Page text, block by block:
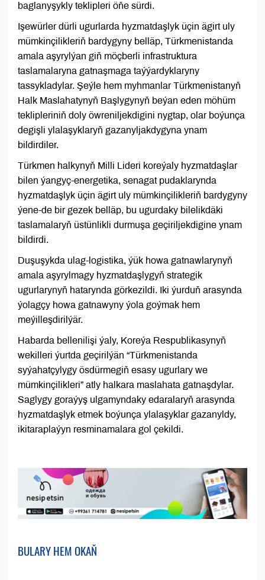
baglanyşykly teklipleri öňe sürdi.
Işewürler dürli ugurlarda hyzmatdaşlyk üçin ägirt uly
mümkinçilikleriň bardygyny belläp, Türkmenistanda
amala aşyrylýan giň möçberli infrastruktura
taslamalaryna gatnaşmaga taýýardyklaryny
tassykladylar. Şeýle hem myhmanlar Türkmenistanyň
Halk Maslahatynyň Başlygynyň beýan eden möhüm
teklipleriniň doly öwreniljekdigini nygtap, olar boýunça
degişli ylalaşyklaryň gazanyljakdygyna ynam
bildirdiler.
Türkmen halkynyň Milli Lideri koreýaly hyzmatdaşlar
bilen ýangyç-energetika, senagat pudaklarynda
hyzmatdaşlyk üçin ägirt uly mümkinçilikleriň bardygyny
ýene-de bir gezek belläp, bu ugurdaky bilelikdäki
taslamalaryň üstünlikli durmuşa geçiriljekdigine ynam
bildirdi.
Duşuşykda ulag-logistika, ýük howa gatnawlarynyň
amala aşyrylmagy hyzmatdaşlygyň strategik
ugurlarynyň hatarynda görkezildi. Iki ýurduň arasynda
ýolagçy howa gatnawyny ýola goýmak hem
meýilleşdirilýär.
Habarda bellenilişi ýaly, Koreýa Respublikasynyň
wekilleri ýurtda geçirilýän “Türkmenistanda
syýahatçylygy ösdürmegiň esasy ugurlary we
mümkinçilikleri” atly halkara maslahata gatnaşdylar.
Saglygy goraýyş ulgamyndaky edaralaryň arasynda
hyzmatdaşlyk etmek boýunça ylalaşyklar gazanyldy,
ikitaraplaýyn resminamalara gol çekildi.
BULARY HEM OKAŇ